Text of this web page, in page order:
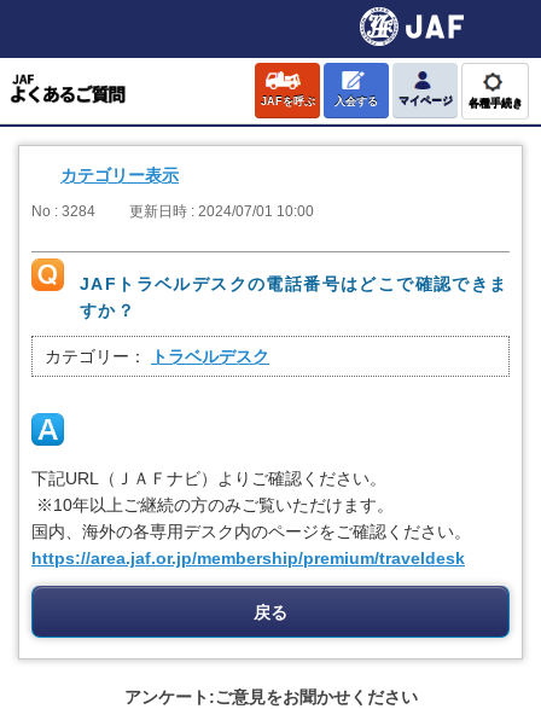
JAFを呼ぶ 入会する マイページ 各種手続き
カテゴリー表示
No : 3284 更新日時 : 2024/07/01 10:00
JAFトラベルデスクの電話番号はどこで確認できま
すか？
カテゴリー： トラベルデスク
下記URL（ＪＡＦナビ）よりご確認ください。
※10年以上ご継続の方のみご覧いただけます。
国内、海外の各専用デスク内のページをご確認ください。
https://area.jaf.or.jp/membership/premium/traveldesk
戻る
アンケート:ご意見をお聞かせください